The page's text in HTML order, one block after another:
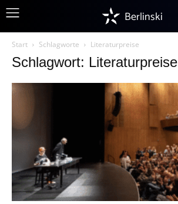
Berlinski
Start Schlagworte Literaturpreise
Schlagwort: Literaturpreise